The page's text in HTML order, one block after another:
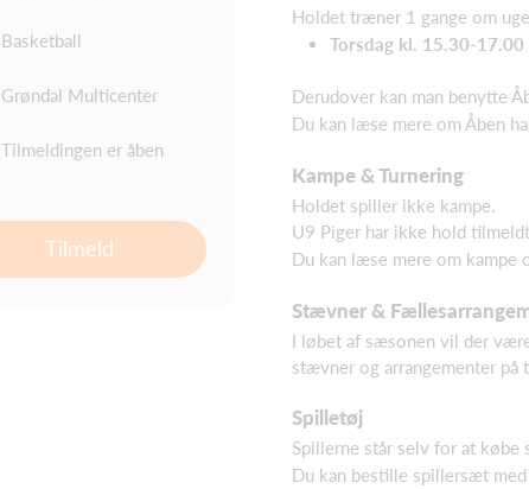
Basketball
Grøndal Multicenter
Tilmeldingen er åben
Tilmeld
Holdet træner 1 gange om
Torsdag kl. 15.30-
Derudover kan man benytte
Du kan læse mere om Åben
Kampe & Turnering
Holdet spiller ikke kampe.
U9 Piger har ikke hold
Du kan læse mere om kampe
Stævner &
I løbet af sæsonen vil der
stævner og arrangementer på
Spilletøj
Spillerne står selv for at
Du kan bestille spillersæt